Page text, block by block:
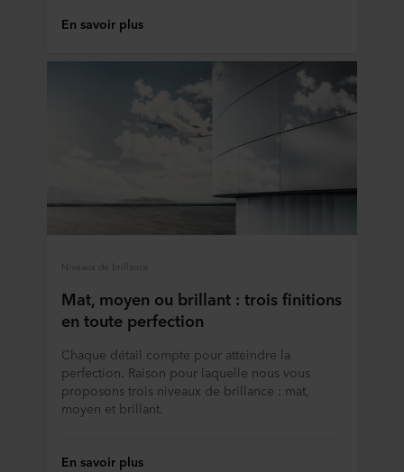
En savoir plus
Niveaux de brillance
Mat, moyen ou brillant : trois finitions
en toute perfection
Chaque détail compte pour atteindre la
perfection. Raison pour laquelle nous vous
proposons trois niveaux de brillance : mat,
moyen et brillant.
En savoir plus